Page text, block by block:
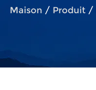
Maison / Produit /